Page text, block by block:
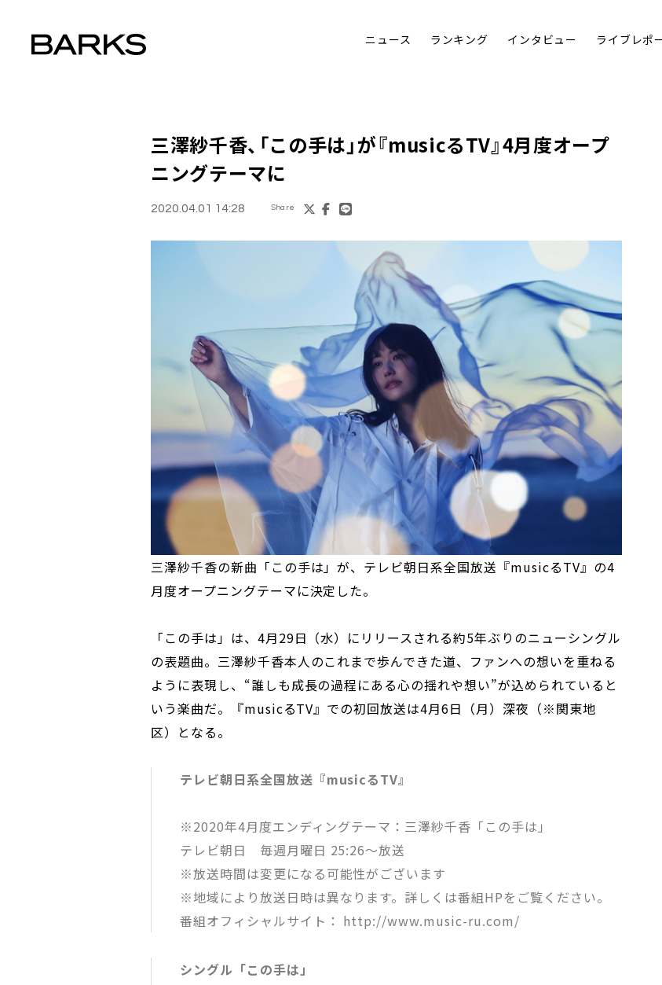
ニュース ランキング インタビュー ライブレポ
三澤紗千香、「この手は」が『musicるTV』4月度オープ
ニングテーマに
2020.04.01 14:28 Share
三澤紗千香の新曲「この手は」が、テレビ朝日系全国放送『musicるTV』の4
月度オープニングテーマに決定した。
「この手は」は、4月29日（水）にリリースされる約5年ぶりのニューシングル
の表題曲。三澤紗千香本人のこれまで歩んできた道、ファンへの想いを重ねる
ように表現し、“誰しも成長の過程にある心の揺れや想い”が込められていると
いう楽曲だ。『musicるTV』での初回放送は4月6日（月）深夜（※関東地
区）となる。
テレビ朝日系全国放送『musicるTV』
※2020年4月度エンディングテーマ：三澤紗千香「この手は」
テレビ朝日 毎週月曜日 25:26～放送
※放送時間は変更になる可能性がございます
※地域により放送日時は異なります。詳しくは番組HPをご覧ください。
番組オフィシャルサイト： http://www.music-ru.com/
シングル「この手は」